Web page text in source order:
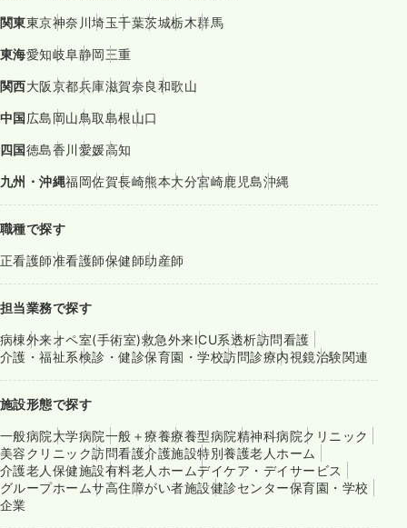
関東東京神奈川埼玉千葉茨城栃木群馬
東海愛知岐阜静岡三重
関西大阪京都兵庫滋賀奈良和歌山
中国広島岡山鳥取島根山口
四国徳島香川愛媛高知
九州・沖縄福岡佐賀長崎熊本大分宮崎鹿児島沖縄
職種で探す
正看護師准看護師保健師助産師
担当業務で探す
病棟外来オペ室(手術室)救急外来ICU系透析訪問看護
介護・福祉系検診・健診保育園・学校訪問診療内視鏡治験関連
施設形態で探す
一般病院大学病院一般＋療養療養型病院精神科病院クリニック
美容クリニック訪問看護介護施設特別養護老人ホーム
介護老人保健施設有料老人ホームデイケア・デイサービス
グループホームサ高住障がい者施設健診センター保育園・学校
企業